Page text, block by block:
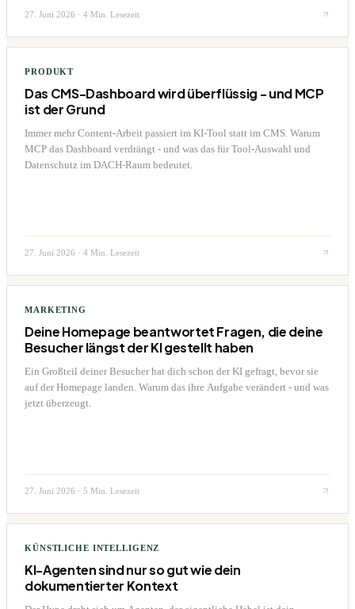
27. Juni 2026 · 4 Min. Lesezeit
PRODUKT
Das CMS-Dashboard wird überflüssig - und MCP
ist der Grund
Immer mehr Content-Arbeit passiert im KI-Tool statt im CMS. Warum
MCP das Dashboard verdrängt - und was das für Tool-Auswahl und
Datenschutz im DACH-Raum bedeutet.
27. Juni 2026 · 4 Min. Lesezeit
MARKETING
Deine Homepage beantwortet Fragen, die deine
Besucher längst der KI gestellt haben
Ein Großteil deiner Besucher hat dich schon der KI gefragt, bevor sie
auf der Homepage landen. Warum das ihre Aufgabe verändert - und was
jetzt überzeugt.
27. Juni 2026 · 5 Min. Lesezeit
KÜNSTLICHE INTELLIGENZ
KI-Agenten sind nur so gut wie dein
dokumentierter Kontext